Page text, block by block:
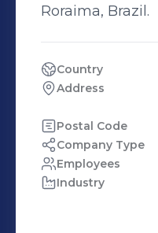
Roraima, Brazil.
Country
Address
Postal Code
Company Type
Employees
Industry